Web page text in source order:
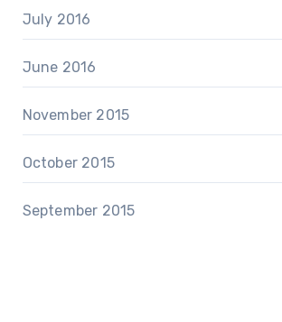
July 2016
June 2016
November 2015
October 2015
September 2015